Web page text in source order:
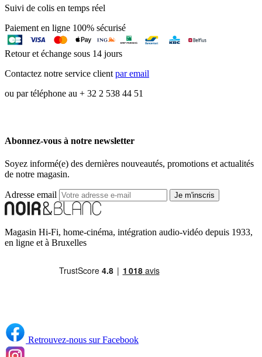
Suivi de colis en temps réel
Paiement en ligne 100% sécurisé
Retour et échange sous 14 jours
Contactez notre service clientpar email
ou par téléphone au + 32 2 538 44 51
Abonnez-vous à notre newsletter
Soyez informé(e) des dernières nouveautés, promotions et actualités
de notre magasin.
Adresse email Je m'inscris
Magasin Hi-Fi, home-cinéma, intégration audio-vidéo depuis 1933,
en ligne et à Bruxelles
Retrouvez-nous sur Facebook